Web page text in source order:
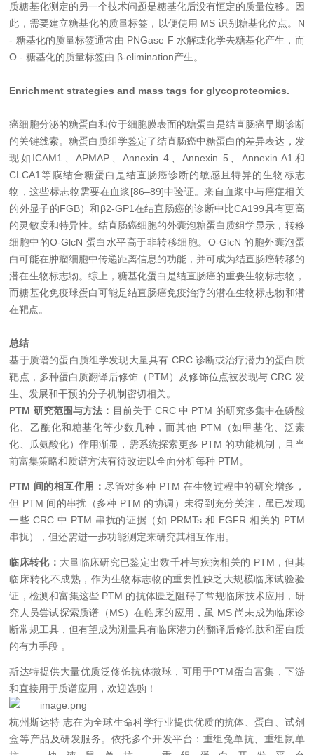
质糖基化测定的另一个技术问题是糖基化后没有恒定的质量位移。因
此，需要建立糖基化的质量标签，以便使用 MS 识别糖基化位点。N
- 糖基化的质量标签通常由 PNGase F 水解或化学去糖基化产生，而
O - 糖基化的质量标签由 β-elimination产生。
Enrichment strategies and mass tags for glycoproteomics.
癌细胞分泌的糖蛋白和位于细胞膜表面的糖蛋白是结直肠癌早期诊断
的关键线索。糖蛋白质组学鉴定了结直肠癌中糖蛋白的差异表达，发
现如ICAM1、APMAP、Annexin 4、Annexin 5、Annexin A1和
CLCA1等膜结合糖蛋白是结直肠癌诊断的敏感且特异的生物标志
物，这些标志物需要在血浆[86–89]中验证。来自血浆中与癌症相关
的外显子的FGB）和β2-GP1在结直肠癌的诊断中比CA199具有更高
的灵敏度和特异性。结直肠癌细胞的外囊泡糖蛋白质组学显示，转移
细胞中的O-GlcN 蛋白水平高于非转移细胞。O-GlcN 的胞外囊泡蛋
白可能在肿瘤细胞中传递距离信息的功能，并可成为结直肠癌转移的
潜在生物标志物。综上，糖基化蛋白是结直肠癌的重要生物标志物，
而糖基化免疫球蛋白可能是结直肠癌免疫治疗的潜在生物标志物和潜
在靶点。
总结
基于质谱的蛋白质组学发现大量具有 CRC 诊断或治疗潜力的蛋白质
靶点，多种蛋白质翻译后修饰（PTM）及修饰位点被发现与 CRC 发
生、发展和干预的分子机制密切相关。
PTM 研究范围与方法： 目前关于 CRC 中 PTM 的研究多集中在磷酸
化、乙酰化和糖基化等少数几种，而其他 PTM（如甲基化、泛素
化、瓜氨酸化）作用渐显，需系统探索更多 PTM 的功能机制，且当
前富集策略和质谱方法有待改进以全面分析每种 PTM。
PTM 间的相互作用： 尽管对多种 PTM 在生物过程中的研究增多，
但 PTM 间的串扰（多种 PTM 的协调）未得到充分关注，虽已发现
一些 CRC 中 PTM 串扰的证据（如 PRMTs 和 EGFR 相关的 PTM
串扰），但还需进一步功能测定来研究其相互作用。
临床转化： 大量临床研究已鉴定出数千种与疾病相关的 PTM，但其
临床转化不成熟，作为生物标志物的重要性缺乏大规模临床试验验
证，检测和富集这些 PTM 的抗体匮乏阻碍了常规临床技术应用，研
究人员尝试探索质谱（MS）在临床的应用，虽 MS 尚未成为临床诊
断常规工具，但有望成为测量具有临床潜力的翻译后修饰肽和蛋白质
的有力手段 。
斯达特提供大量优质泛修饰抗体微球，可用于PTM蛋白富集，下游
和直接用于质谱应用，欢迎选购！
杭州斯达特 志在为全球生命科学行业提供优质的抗体、蛋白、试剂
盒等产品及研发服务。依托多个开发平台：重组兔单抗、重组鼠单